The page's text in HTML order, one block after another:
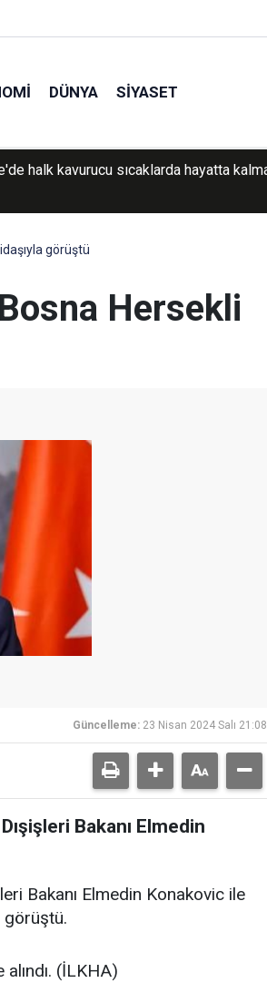
DÜNYA SIYASET
eser operasyonu: 1 şüpheli yakalandı
görüştü
Hersekli
Güncelleme: 23 Nisan 2024 Salı 21:08
Bakanı Elmedin
Bakanı Elmedin Konakovic ile
görüştü.
(İLKHA)